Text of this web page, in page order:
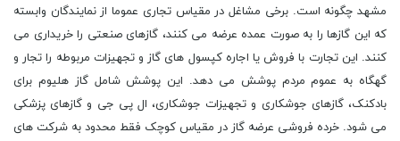
مشهد چگونه است. برخی مشاغل در مقیاس تجاری عموما از نمایندگان وابسته
که این گازها را به صورت عمده عرضه می کنند، گازهای صنعتی را خریداری می
کنند. این تجارت با فروش یا اجاره کپسول های گاز و تجهیزات مربوطه را تجار و
گهگاه به عموم مردم پوشش می دهد. این پوشش شامل گاز هلیوم برای
بادکنک، گازهای جوشکاری و تجهیزات جوشکاری، ال پی جی و گازهای پزشکی
می شود. خرده فروشی عرضه گاز در مقیاس کوچک فقط محدود به شرکت های